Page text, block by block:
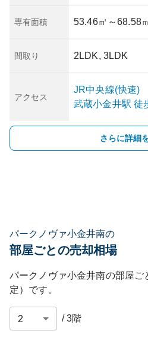
専有面積 53.46㎡ ～68.58
間取り 2LDK, 3LDK
アクセス
JR中央線(快速)
武蔵小金井駅 徒
さらに詳細
パークノヴァ小金井南の
部屋ごとの売却相場
パークノヴァ小金井南の部屋ご
定）です。
/3階